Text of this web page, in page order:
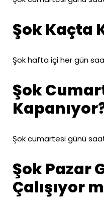
Şok Kaçta
Şok hafta içi her gün
Şok
Şok cumartesi günü saat
Şok Pazar
Çalışıyor